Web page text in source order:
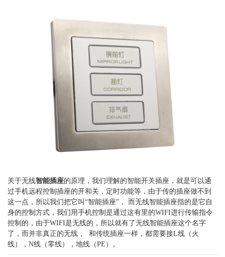
关于无线智能插座的原理，我们理解的智能开关插座，就是可以通
过手机远程控制插座的开和关，定时功能等，由于传的插座做不到
这一点，所以我们把它叫“智能插座”， 而无线智能插座指的是它自
身的控制方式，我们用手机控制是通过这有里的WIFI进行传输指令
控制的，由于WIFI是无线的，所以就有了无线智能插座这个名字
了，而并非真正的无线， 和传统插座一样，都需要接L线（火
线），N线（零线），地线（PE）。